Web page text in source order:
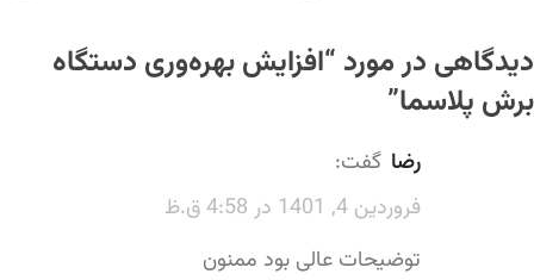
دیدگاهی در مورد “افزایش بهره‌وری دستگاه
برش پلاسما”
رضا گفت:
فروردین 4, 1401 در 4:58 ق.ظ
توضیحات عالی بود ممنون